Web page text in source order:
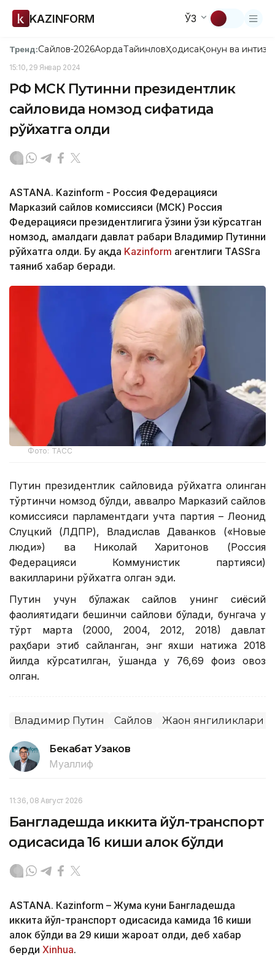
KAZINFORM ЎЗ
Тренд:Сайлов-2026АқордаТайинловҲодисаҚонун ва
15:10, 29 Январ 2024
РФ МСК Путинни президентлик
сайловида номзод сифатида
рўйхатга олди
ASTANA. Kazinform - Россия Федерацияси
Марказий сайлов комиссияси (МСК) Россия
Федерацияси президентлигига ўзини ўзи кўрсатган
номзод, амалдаги давлат раҳбари Владимир Путинни
рўйхатга олди. Бу ҳақда Kazinform агентлиги TASSга
таяниб хабар беради.
Фото: ТАСС
Путин президентлик сайловида рўйхатга олинган
тўртинчи номзод бўлди, аввалроқ Марказий сайлов
комиссияси парламентдаги учта партия – Леонид
Слуцкий (ЛДПР), Владислав Даванков («Новые
люди») ва Николай Харитонов (Россия
Федерацияси Коммунистик партияси)
вакилларини рўйхатга олган эди.
Путин учун бўлажак сайлов унинг сиёсий
фаолиятидаги бешинчи сайлови бўлади, бунгача у
тўрт марта (2000, 2004, 2012, 2018) давлат
раҳбари этиб сайланган, энг яхши натижа 2018
йилда кўрсатилган, ўшанда у 76,69 фоиз овоз
олган.
Владимир Путин Сайлов Жаҳон янгиликлари
Бекабат Узаков
Муаллиф
11:36, 08 Август 2026
Бангладешда иккита йўл-транспорт
ҳодисасида 16 киши ҳалок бўлди
ASTANА. Кazinform – Жума куни Бангладешда
иккита йўл-транспорт ҳодисасида камида 16 киши
ҳалок бўлди ва 29 киши жароҳат олди, деб хабар
берди Xinhua.